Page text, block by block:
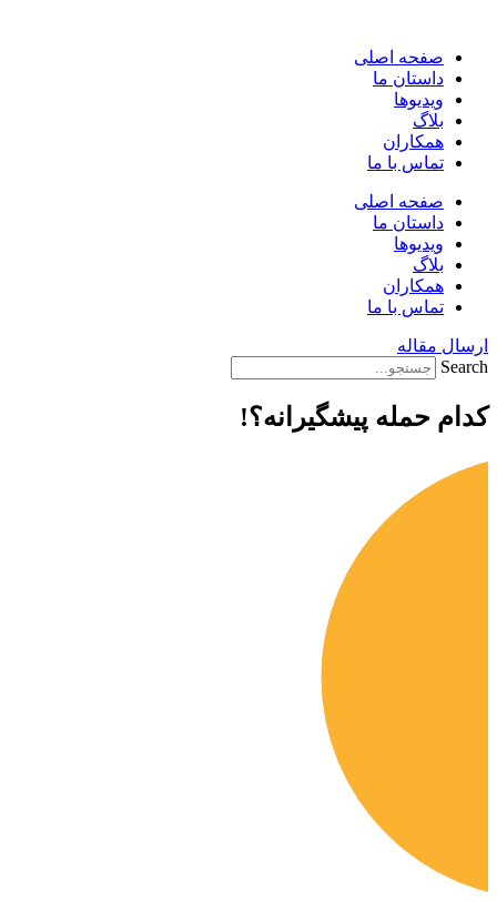
محتوا
صفحه اصلی
داستان ما
ویدیوها
بلاگ
همکاران
تماس با ما
صفحه اصلی
داستان ما
ویدیوها
بلاگ
همکاران
تماس با ما
ارسال مقاله
Search
کدام حمله پیشگیرانه؟!